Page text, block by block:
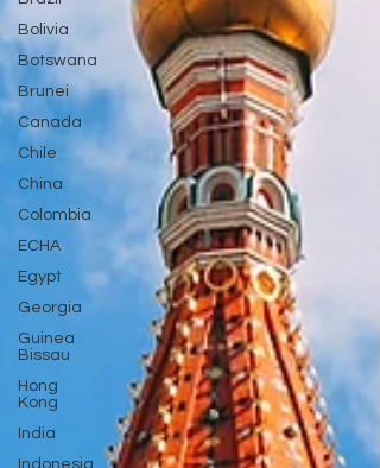
Bolivia
Botswana
Brunei
Canada
Chile
China
Colombia
ECHA
Egypt
Georgia
Guinea
Bissau
Hong
Kong
India
Indonesia